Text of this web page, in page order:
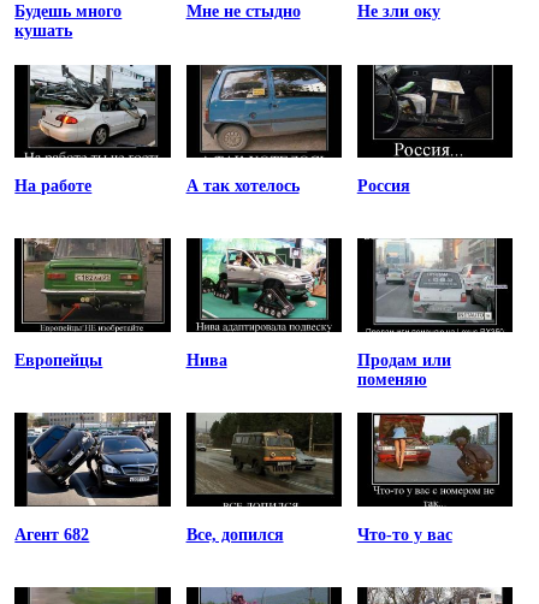
Будешь много
кушать
Мне не стыдно Не зли оку
На работе А так хотелось Россия
Европейцы Нива
Продам или
поменяю
Агент 682 Все, допился Что-то у вас